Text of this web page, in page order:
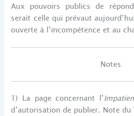
Aux pouvoirs publics de
serait celle qui prévaut
ouverte à l’incompétence et au
Notes
1) La page concernant l’
d’autorisation de publier. Note du